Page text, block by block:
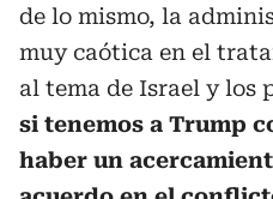
de lo mismo, la
muy caótica en el
al tema de Israel y los
si tenemos a Trump
haber un